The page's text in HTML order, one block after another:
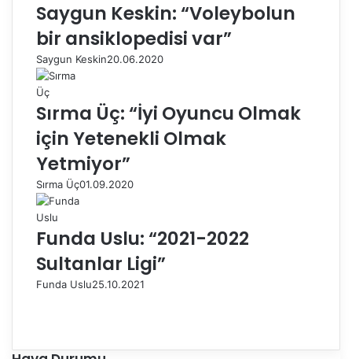
Saygun Keskin: “Voleybolun
bir ansiklopedisi var”
Saygun Keskin20.06.2020
Sırma Üç: “İyi Oyuncu Olmak
için Yetenekli Olmak
Yetmiyor”
Sırma Üç01.09.2020
Funda Uslu: “2021-2022
Sultanlar Ligi”
Funda Uslu25.10.2021
e
n